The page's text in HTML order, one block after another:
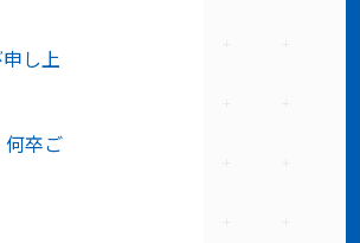
し上
何卒ご